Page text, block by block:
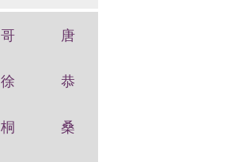
哥 唐
徐 恭
桐 桑